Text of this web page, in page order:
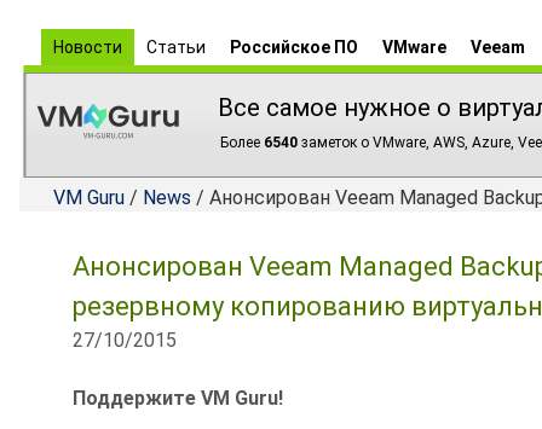
Новости Статьи Российское ПО VMware Veeam
Все самое нужное о
Более 6540 заметок о VMware, AWS, Azure,
VM Guru / News / Анонсирован Veeam Managed
Анонсирован Veeam Managed
резервному копированию
27/10/2015
Поддержите VM Guru!